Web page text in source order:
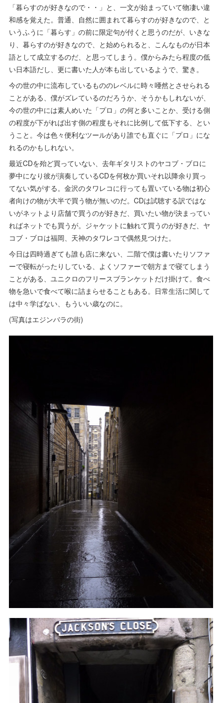
「暮らすのが好きなので・・」と、一文が始まっていて物凄い違
和感を覚えた。普通、自然に囲まれて暮らすのが好きなので、と
いうふうに「暮らす」の前に限定句が付くと思うのだが、いきな
り、暮らすのが好きなので、と始められると、こんなものが日本
語として成立するのだ、と思ってしまう。僕からみたら程度の低
い日本語だし、更に書いた人が本も出しているようで、驚き。
今の世の中に流布しているもののレベルに時々唖然とさせられる
ことがある、僕がズレているのだろうか、そうかもしれないが、
今の世の中には素人めいた「プロ」の何と多いことか、受ける側
の程度が下がれば出す側の程度もそれに比例して低下する、とい
うこと。今は色々便利なツールがあり誰でも直ぐに「プロ」にな
れるのかもしれない。
最近CDを殆ど買っていない、去年ギタリストのヤコブ・ブロに
夢中になり彼が演奏しているCDを何枚か買いそれ以降余り買っ
てない気がする。金沢のタワレコに行っても置いている物は初心
者向けの物が大半で買う物が無いのだ。CDは試聴する訳ではな
いがネットより店舗で買うのが好きだ、買いたい物が決まってい
ればネットでも買うが。ジャケットに触れて買うのが好きだ、ヤ
コブ・ブロは福岡、天神のタワレコで偶然見つけた。
今日は四時過ぎても誰も店に来ない、二階で僕は書いたりソファ
ーで寝転がったりしている、よくソファーで朝方まで寝てしまう
ことがある、ユニクロのフリースブランケットだけ掛けて。食べ
物を急いで食べて喉に詰まらせることもある。日常生活に関して
は中々学ばない、もういい歳なのに。
(写真はエジンバラの街)